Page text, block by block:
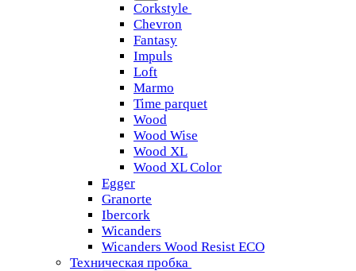
Corkstyle
Chevron
Fantasy
Impuls
Loft
Marmo
Time parquet
Wood
Wood Wise
Wood XL
Wood XL Color
Egger
Granorte
Ibercork
Wicanders
Wicanders Wood Resist ECO
Техническая пробка